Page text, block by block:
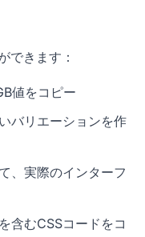
できます：
値をコピー
バリエーションを作
、実際のインターフ
含むCSSコードをコ